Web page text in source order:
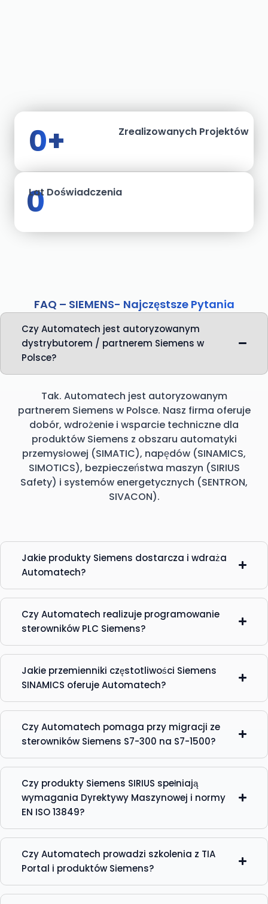
0+ Zrealizowanych Projektów
0
Lat Doświadczenia
FAQ – SIEMENS- Najczęstsze Pytania
Czy Automatech jest autoryzowanym
dystrybutorem / partnerem Siemens w
Polsce?
Tak. Automatech jest autoryzowanym
partnerem Siemens w Polsce. Nasz firma oferuje
dobór, wdrożenie i wsparcie techniczne dla
produktów Siemens z obszaru automatyki
przemysłowej (SIMATIC), napędów (SINAMICS,
SIMOTICS), bezpieczeństwa maszyn (SIRIUS
Safety) i systemów energetycznych (SENTRON,
SIVACON).
Jakie produkty Siemens dostarcza i wdraża
Automatech?
Czy Automatech realizuje programowanie
sterowników PLC Siemens?
Jakie przemienniki częstotliwości Siemens
SINAMICS oferuje Automatech?
Czy Automatech pomaga przy migracji ze
sterowników Siemens S7-300 na S7-1500?
Czy produkty Siemens SIRIUS spełniają
wymagania Dyrektywy Maszynowej i normy
EN ISO 13849?
Czy Automatech prowadzi szkolenia z TIA
Portal i produktów Siemens?